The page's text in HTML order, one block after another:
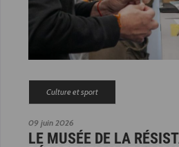
09 juin 2026
Culture et sport
LE MUSÉE DE LA